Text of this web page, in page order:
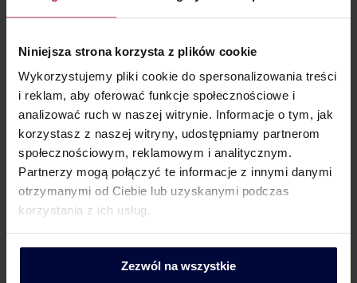
Niniejsza strona korzysta z plików cookie
Wykorzystujemy pliki cookie do spersonalizowania treści
i reklam, aby oferować funkcje społecznościowe i
analizować ruch w naszej witrynie. Informacje o tym, jak
korzystasz z naszej witryny, udostępniamy partnerom
społecznościowym, reklamowym i analitycznym.
Partnerzy mogą połączyć te informacje z innymi danymi
otrzymanymi od Ciebie lub uzyskanymi podczas
korzystania z ich usług.
Zezwól na wszystkie
oznaczonego jako DI.
Pozostaje mieć nadzieję, że stanowisko
to zostanie ostatecznie potwierdzone
w aktualizacji broszury informacyjnej dotyczącej
struktury JPK_VAT z deklaracją.
Facebook